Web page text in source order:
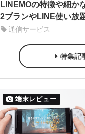
LINEMOの特徴や細か
2プランやLINE使い放
通信サービス
特集記
端末レビュー